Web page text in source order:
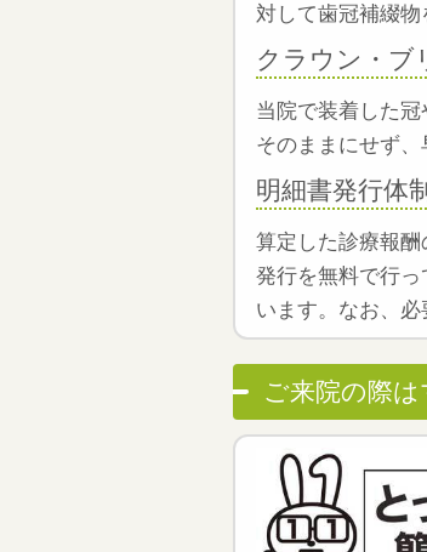
対して歯冠補綴物
クラウン・ブ
当院で装着した
そのままにせず、
明細書発行体制
算定した診療報
発行を無料で行
います。なお、必
ご来院の際